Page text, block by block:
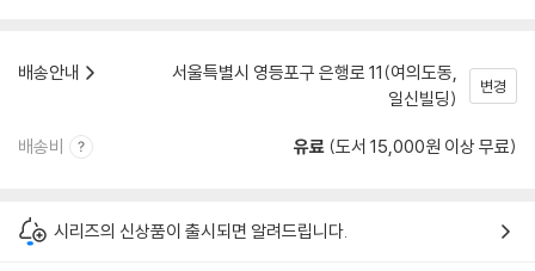
배송안내
서울특별시 영등포구 은행로 11(여의도동,
일신빌딩)
변경
배송비 유료 (도서 15,000원 이상 무료)
시리즈의 신상품이 출시되면 알려드립니다.